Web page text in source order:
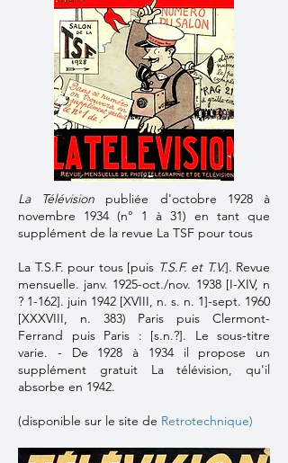
La Télévision publiée d'octobre 1928 à
novembre 1934 (n° 1 à 31) en tant que
supplément de la revue La TSF pour tous
La T.S.F. pour tous [puis T.S.F. et T.V.]. Revue
mensuelle. janv. 1925-oct./nov. 1938 [I-XIV, n
? 1-162]. juin 1942 [XVIII, n. s. n. 1]-sept. 1960
[XXXVIII, n. 383) Paris puis Clermont-
Ferrand puis Paris : [s.n.?]. Le sous-titre
varie. - De 1928 à 1934 il propose un
supplément gratuit La télévision, qu'il
absorbe en 1942.
(disponible sur le site de Retrotechnique)